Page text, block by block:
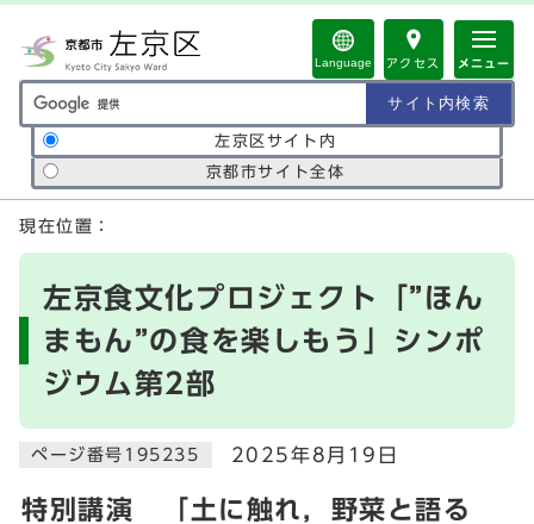
Language アクセス メニュー
サイト内検索の範囲
左京区サイト内
京都市サイト全体
ここから本文です
現在位置：
左京食文化プロジェクト「”ほん
まもん”の食を楽しもう」シンポ
ジウム第2部
ページ番号195235 2025年8月19日
特別講演 「土に触れ，野菜と語る